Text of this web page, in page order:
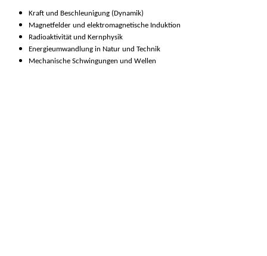
Kraft und Beschleunigung (Dynamik)
Magnetfelder und elektromagnetische Induktion
Radioaktivität und Kernphysik
Energieumwandlung in Natur und Technik
Mechanische Schwingungen und Wellen